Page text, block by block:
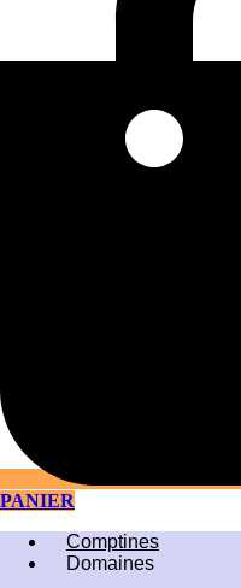
PANIER
Comptines
Domaines